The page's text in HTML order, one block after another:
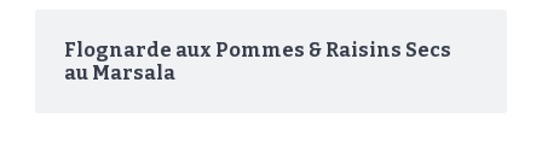
Flognarde aux Pommes & Raisins Secs
au Marsala